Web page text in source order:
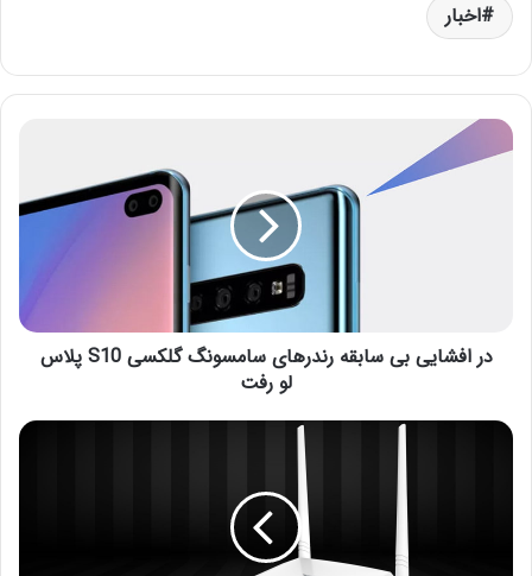
اخبار
در افشایی بی سابقه رندرهای سامسونگ گلکسی S10 پلاس
لو رفت